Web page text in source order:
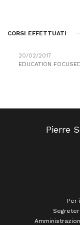
CORSI EFFETTUATI
20/02/2017
EDUCATION
Pierre
Per